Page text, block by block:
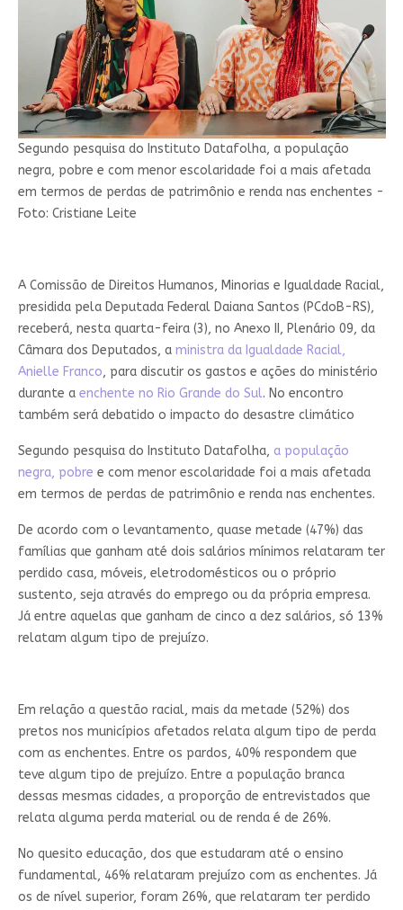
Segundo pesquisa do Instituto Datafolha, a população
negra, pobre e com menor escolaridade foi a mais afetada
em termos de perdas de patrimônio e renda nas enchentes -
Foto: Cristiane Leite
A Comissão de Direitos Humanos, Minorias e Igualdade Racial,
presidida pela Deputada Federal Daiana Santos (PCdoB-RS),
receberá, nesta quarta-feira (3), no Anexo II, Plenário 09, da
Câmara dos Deputados, a ministra da Igualdade Racial,
Anielle Franco, para discutir os gastos e ações do ministério
durante a enchente no Rio Grande do Sul. No encontro
também será debatido o impacto do desastre climático
Segundo pesquisa do Instituto Datafolha, a população
negra, pobre e com menor escolaridade foi a mais afetada
em termos de perdas de patrimônio e renda nas enchentes.
De acordo com o levantamento, quase metade (47%) das
famílias que ganham até dois salários mínimos relataram ter
perdido casa, móveis, eletrodomésticos ou o próprio
sustento, seja através do emprego ou da própria empresa.
Já entre aquelas que ganham de cinco a dez salários, só 13%
relatam algum tipo de prejuízo.
Em relação a questão racial, mais da metade (52%) dos
pretos nos municípios afetados relata algum tipo de perda
com as enchentes. Entre os pardos, 40% respondem que
teve algum tipo de prejuízo. Entre a população branca
dessas mesmas cidades, a proporção de entrevistados que
relata alguma perda material ou de renda é de 26%.
No quesito educação, dos que estudaram até o ensino
fundamental, 46% relataram prejuízo com as enchentes. Já
os de nível superior, foram 26%, que relataram ter perdido